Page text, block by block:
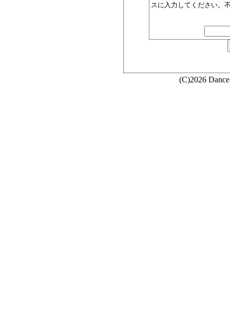
スに入力してください。
(C)2026